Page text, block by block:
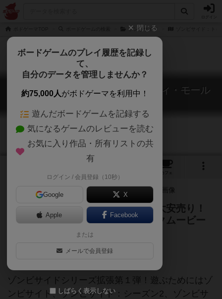
ゾンビサイド
ゾンビサイド：トキシック・シティ・モール
Zombicide: Toxic City Mall
カフェ
ショッピングモールではゾンビも大安売り！
ゾンビをバッタバッタ倒すパニックムービー
の様な協力ボードゲーム！
協力ゲーム
ゾンビサイドシリーズ拡張第１弾！遊ぶためにはゾ
ンビサイド、ゾンビサイド：シーズン2、ゾンビサ
閉じる
ボードゲームのプレイ履歴を記録し
て、
自分のデータを管理しませんか？
約75,000人がボドゲーマを利用中！
遊んだボードゲームを記録する
気になるゲームのレビューを読む
お気に入り作品・所有リストの共
有
ログイン / 会員登録（10秒）
Google X
Apple Facebook
または
メールで会員登録
しばらく表示しない